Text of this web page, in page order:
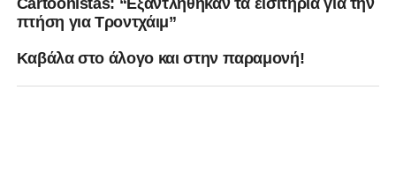
Cartoonistas: “Εξαντλήθηκαν τα εισιτήρια για την
πτήση για Τροντχάιμ”
Kαβάλα στο άλογο και στην παραμονή!